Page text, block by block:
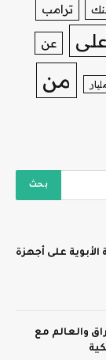
ترامب
على عن
من
على أجهزة
والعالم مع